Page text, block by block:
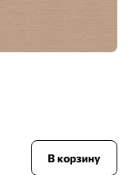
В корзину